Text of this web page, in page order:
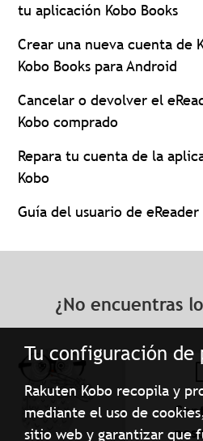
Tu configuración de
Rakuten Kobo recopila y
mediante el uso de
sitio web y garantizar que
tu aplicación Kobo Books
Crear una nueva cuenta de
Kobo Books para Android
Cancelar o devolver el
Kobo comprado
Repara tu cuenta de la
Kobo
Guía del usuario de eReader
¿No encuentras